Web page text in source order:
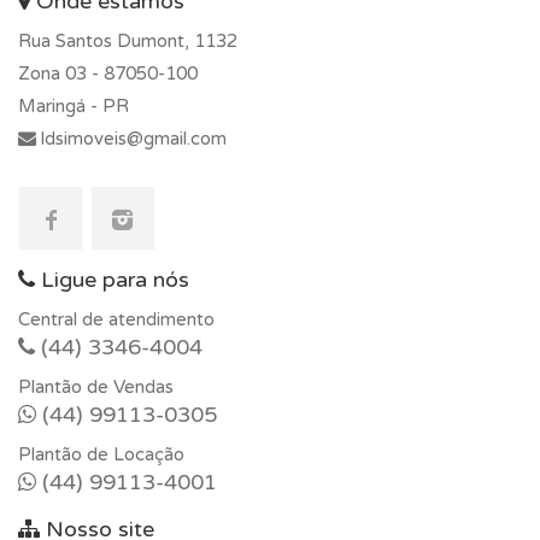
Rua Santos Dumont, 1132
Zona 03 - 87050-100
Maringá - PR
ldsimoveis@gmail.com
Ligue para nós
Central de atendimento
(44) 3346-4004
Plantão de Vendas
(44) 99113-0305
Plantão de Locação
(44) 99113-4001
Nosso site